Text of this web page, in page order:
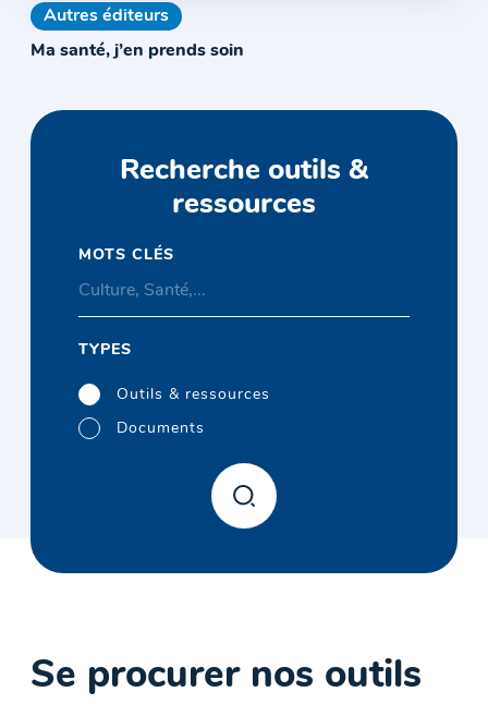
Autres éditeurs
Ma santé, j’en prends soin
Recherche outils &
ressources
MOTS CLÉS
TYPES
Outils & ressources
Documents
Se procurer nos outils